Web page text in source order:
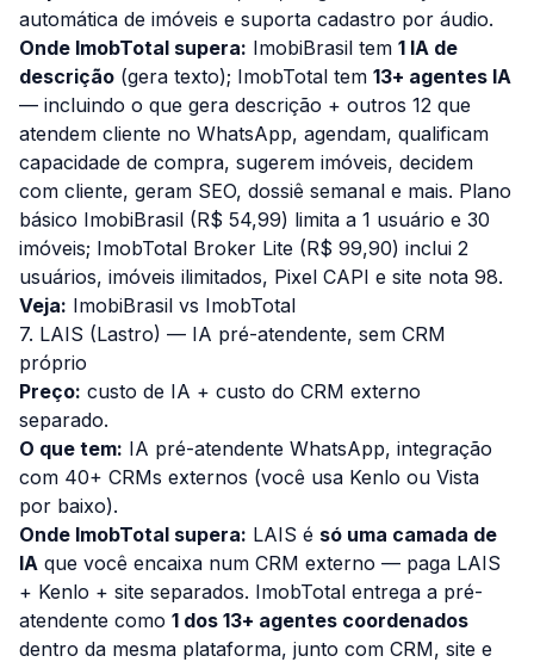
automática de imóveis e suporta cadastro por áudio.
Onde ImobTotal supera: ImobiBrasil tem 1 IA de
descrição (gera texto); ImobTotal tem 13+ agentes IA
— incluindo o que gera descrição + outros 12 que
atendem cliente no WhatsApp, agendam, qualificam
capacidade de compra, sugerem imóveis, decidem
com cliente, geram SEO, dossiê semanal e mais. Plano
básico ImobiBrasil (R$ 54,99) limita a 1 usuário e 30
imóveis; ImobTotal Broker Lite (R$ 99,90) inclui 2
usuários, imóveis ilimitados, Pixel CAPI e site nota 98.
Veja: ImobiBrasil vs ImobTotal
7. LAIS (Lastro) — IA pré-atendente, sem CRM
próprio
Preço: custo de IA + custo do CRM externo
separado.
O que tem: IA pré-atendente WhatsApp, integração
com 40+ CRMs externos (você usa Kenlo ou Vista
por baixo).
Onde ImobTotal supera: LAIS é só uma camada de
IA que você encaixa num CRM externo — paga LAIS
+ Kenlo + site separados. ImobTotal entrega a pré-
atendente como 1 dos 13+ agentes coordenados
dentro da mesma plataforma, junto com CRM, site e